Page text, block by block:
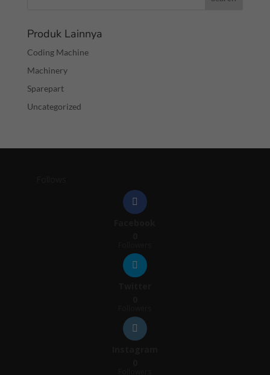
Produk Lainnya
Coding Machine
Machinery
Sparepart
Uncategorized